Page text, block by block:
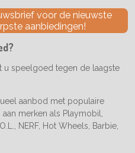
voor de nieuwste
aanbiedingen!
speelgoed tegen de laagste
aanbod met populaire
merken als Playmobil,
NERF, Hot Wheels, Barbie,